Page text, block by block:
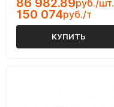
86 982.89руб./шт.
150 074руб./т
КУПИТЬ